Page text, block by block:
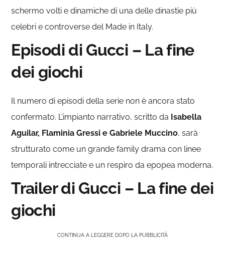
schermo volti e dinamiche di una delle dinastie più
celebri e controverse del Made in Italy.
Episodi di Gucci – La fine
dei giochi
Il numero di episodi della serie non è ancora stato
confermato. L’impianto narrativo, scritto da Isabella
Aguilar, Flaminia Gressi e Gabriele Muccino, sarà
strutturato come un grande family drama con linee
temporali intrecciate e un respiro da epopea moderna.
Trailer di Gucci – La fine dei
giochi
CONTINUA A LEGGERE DOPO LA PUBBLICITÀ